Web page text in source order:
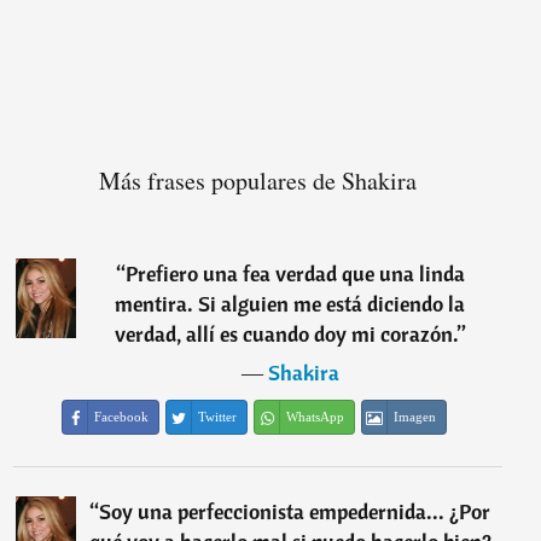
Más frases populares de Shakira
“Prefiero una fea verdad que una linda
mentira. Si alguien me está diciendo la
verdad, allí es cuando doy mi corazón.”
―Shakira
Facebook Twitter WhatsApp Imagen
“Soy una perfeccionista empedernida... ¿Por